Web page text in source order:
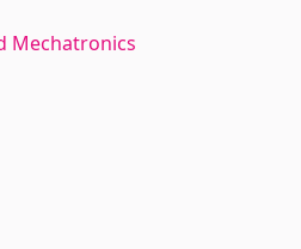
Mechatronics